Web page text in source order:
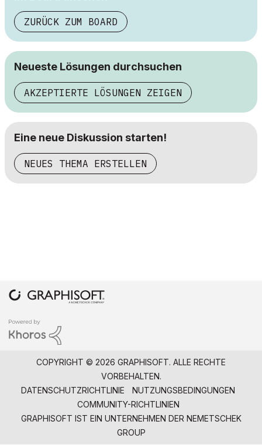
ZURÜCK ZUM BOARD
Neueste Lösungen durchsuchen
AKZEPTIERTE LÖSUNGEN ZEIGEN
Eine neue Diskussion starten!
NEUES THEMA ERSTELLEN
COPYRIGHT © 2026 GRAPHISOFT. ALLE RECHTE
VORBEHALTEN.
DATENSCHUTZRICHTLINIE
NUTZUNGSBEDINGUNGEN
COMMUNITY-RICHTLINIEN
GRAPHISOFT IST EIN UNTERNEHMEN DER NEMETSCHEK
GROUP